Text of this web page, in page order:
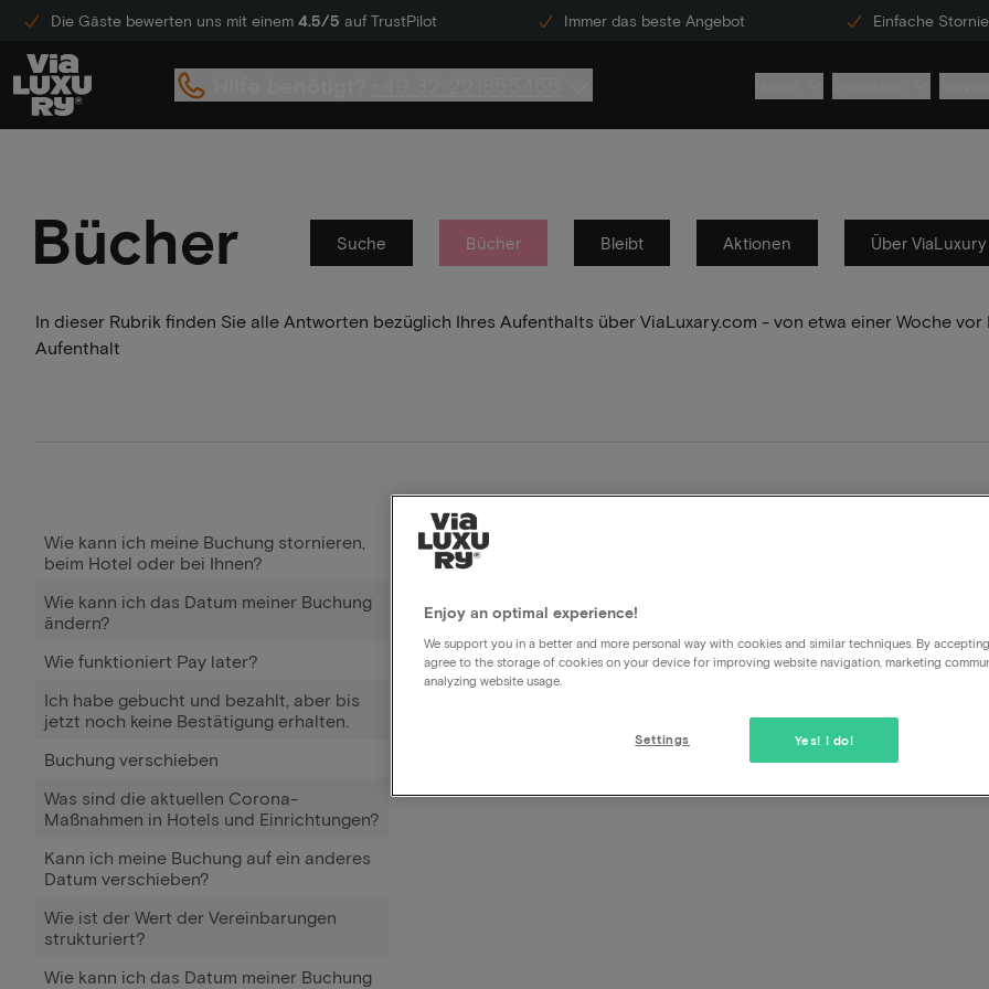
Die Gäste bewerten uns mit einem 4.5/5 auf TrustPilot Immer das beste Angebot Einfache
Bücher Suche Bücher Bleibt Aktionen Über ViaLuxury
In dieser Rubrik finden Sie alle Antworten bezüglich Ihres Aufenthalts über ViaLuxary.com - von etwa einer Woche
Aufenthalt
Wie kann ich meine Buchung stornieren,
beim Hotel oder bei Ihnen?
Wie kann ich das Datum meiner Buchung
ändern?
Wie funktioniert Pay later?
Ich habe gebucht und bezahlt, aber bis
jetzt noch keine Bestätigung erhalten.
Buchung verschieben
Was sind die aktuellen Corona-
Maßnahmen in Hotels und Einrichtungen?
Kann ich meine Buchung auf ein anderes
Datum verschieben?
Wie ist der Wert der Vereinbarungen
strukturiert?
Wie kann ich das Datum meiner Buchung
Was ist die Stadtsteuer,
Stadtsteuer bedeutet Stadt-/Touristensteuer. Die
Personen, die nicht offiziell an dem Ort wohnen, an dem
Gemeinden tun dies offiziell, weil nun auch Touristen die
nutzen.
Enjoy an optimal experience!
We support you in a better and more personal way with cookies and similar techniques. By
agree to the storage of cookies on your device for improving website navigation, marketing
analyzing website usage.
Yes! I do!
Settings